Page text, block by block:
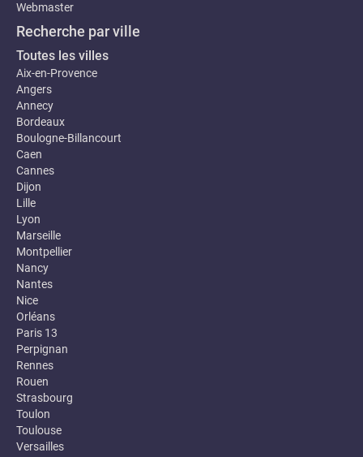
Webmaster
Recherche par ville
Toutes les villes
Aix-en-Provence
Angers
Annecy
Bordeaux
Boulogne-Billancourt
Caen
Cannes
Dijon
Lille
Lyon
Marseille
Montpellier
Nancy
Nantes
Nice
Orléans
Paris 13
Perpignan
Rennes
Rouen
Strasbourg
Toulon
Toulouse
Versailles